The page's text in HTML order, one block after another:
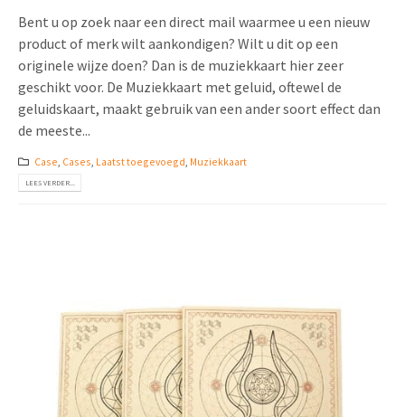
Bent u op zoek naar een direct mail waarmee u een nieuw
product of merk wilt aankondigen? Wilt u dit op een
originele wijze doen? Dan is de muziekkaart hier zeer
geschikt voor. De Muziekkaart met geluid, oftewel de
geluidskaart, maakt gebruik van een ander soort effect dan
de meeste...
Case Cases Laatst toegevoegd Muziekkaart
LEES VERDER...